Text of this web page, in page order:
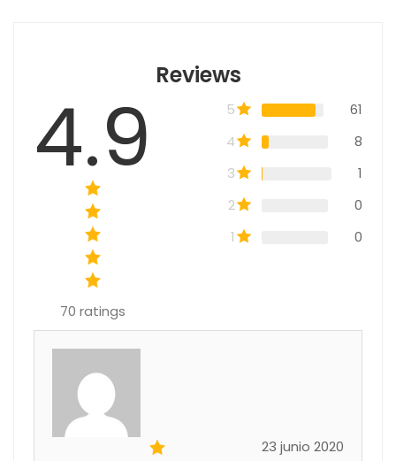
Reviews
4.9
70 ratings
5
61
4
8
3
1
2
0
1
0
23 junio 2020